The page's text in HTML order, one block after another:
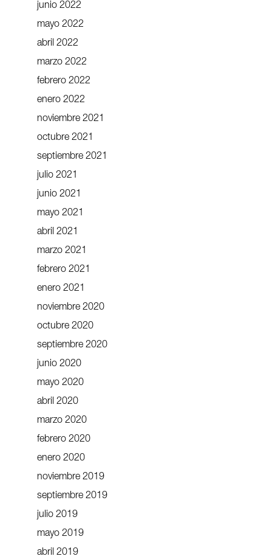
junio 2022
mayo 2022
abril 2022
marzo 2022
febrero 2022
enero 2022
noviembre 2021
octubre 2021
septiembre 2021
julio 2021
junio 2021
mayo 2021
abril 2021
marzo 2021
febrero 2021
enero 2021
noviembre 2020
octubre 2020
septiembre 2020
junio 2020
mayo 2020
abril 2020
marzo 2020
febrero 2020
enero 2020
noviembre 2019
septiembre 2019
julio 2019
mayo 2019
abril 2019